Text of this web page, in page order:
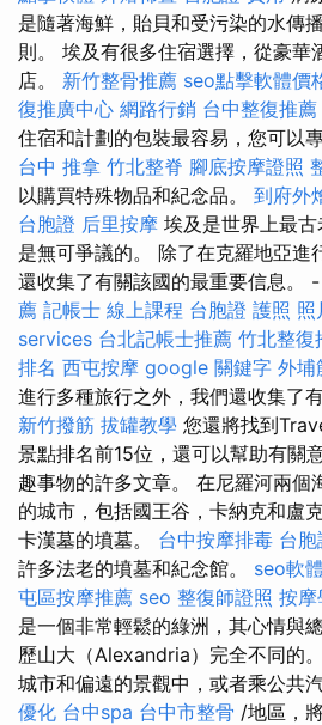
是隨著海鮮，貽貝和受污染的水傳
則。 埃及有很多住宿選擇，從豪華
店。 新竹整骨推薦 seo點擊軟體價
復推廣中心 網路行銷 台中整復推薦
住宿和計劃的包裝最容易，您可以
台中 推拿 竹北整脊 腳底按摩證照
以購買特殊物品和紀念品。 到府外
台胞證 后里按摩 埃及是世界上最
是無可爭議的。 除了在克羅地亞進
還收集了有關該國的最重要信息。
薦 記帳士 線上課程 台胞證 護照 照
services 台北記帳士推薦 竹北整復
排名 西屯按摩 google 關鍵字 外埔
進行多種旅行之外，我們還收集了
新竹撥筋 拔罐教學 您還將找到
景點排名前15位，還可以幫助有關
趣事物的許多文章。 在尼羅河兩個
的城市，包括國王谷，卡納克和盧
卡漢墓的墳墓。 台中按摩排毒 台
許多法老的墳墓和紀念館。 seo軟體
屯區按摩推薦 seo 整復師證照 按摩
是一個非常輕鬆的綠洲，其心情與
歷山大（Alexandria）完全不同的。
城市和偏遠的景觀中，或者乘公共
優化 台中spa 台中市整骨 /地區，